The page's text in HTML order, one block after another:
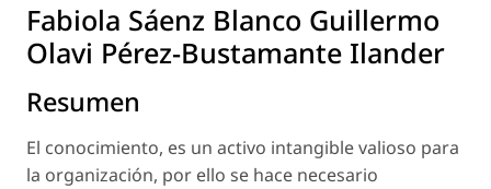
Fabiola Sáenz Blanco Guillermo
Olavi Pérez-Bustamante Ilander
Resumen
El conocimiento, es un activo intangible valioso para
la organización, por ello se hace necesario